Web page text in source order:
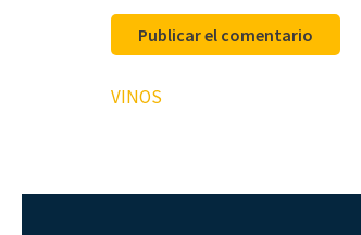
Navegación
VINOS